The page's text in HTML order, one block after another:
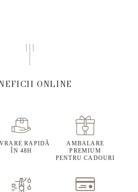
ONLINE
RAPIDĂ
ÎN 48H
AMBALARE
PREMIUM
PENTRU CADOURI